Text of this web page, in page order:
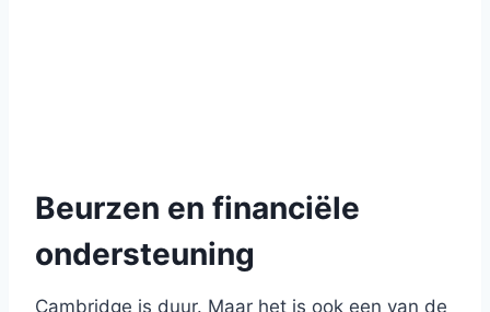
Beurzen en financiële
ondersteuning
Cambridge is duur. Maar het is ook een van de